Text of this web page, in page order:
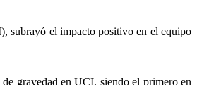
subrayó el impacto positivo en el equipo
gravedad en UCI, siendo el primero en